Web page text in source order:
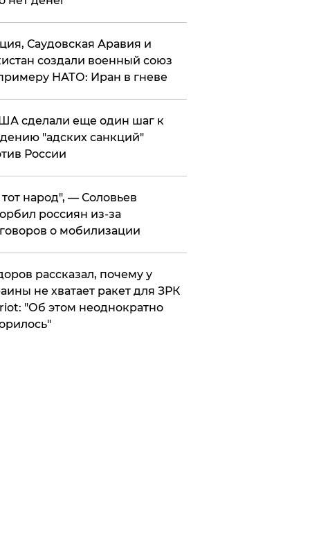
Саудовская Аравия и
создали военный союз
НАТО: Иран в гневе
сделали еще один шаг к
"адских санкций"
России
народ", — Соловьев
россиян из-за
о мобилизации
рассказал, почему у
не хватает ракет для ЗРК
"Об этом неоднократно